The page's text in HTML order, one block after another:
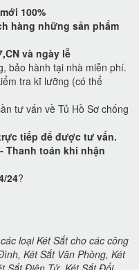
100%
hàng những sản phẩm
và ngày lễ
bảo hành tại nhà miễn phí.
tra kĩ lưỡng (có thể
tư vấn về Tủ Hồ Sơ chống
tiếp để được tư vấn.
Thanh toán khi nhận
24?
loại Két Sắt cho các công
Két Sắt Văn Phòng, Két